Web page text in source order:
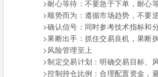
>耐心等待：不要急于下单，耐心
>顺势而为：遵循市场趋势，不要逆
>确认信号：同时参考技术指标和
>果断出手：抓住交易良机，果断执
>风险管理至上
>制定交易计划：明确交易目标、
>控制持仓比例：合理配置资金，